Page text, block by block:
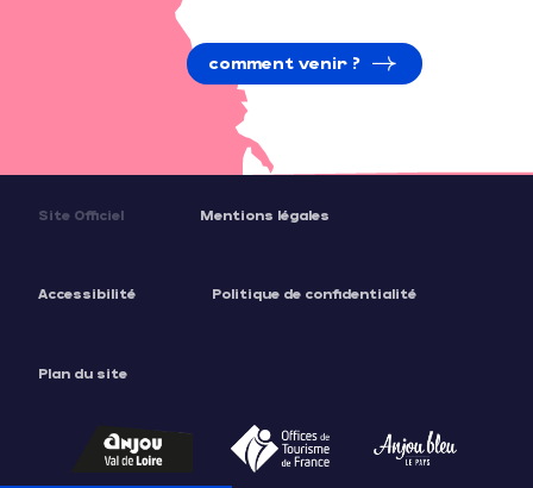
comment venir ?
Site Officiel Mentions légales
Accessibilité Politique de confidentialité
Plan du site